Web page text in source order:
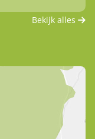
Bekijk alles